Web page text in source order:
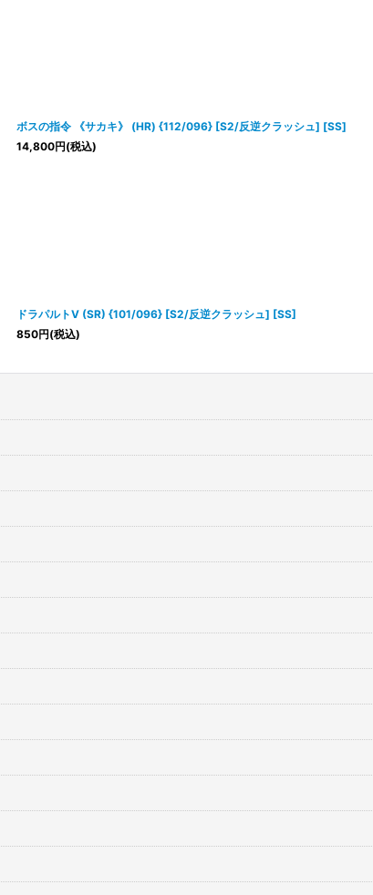
ボスの指令 《サカキ》 (HR) {112/096} [S2/反逆クラッシュ] [SS]
14,800円(税込)
ドラパルトV (SR) {101/096} [S2/反逆クラッシュ] [SS]
850円(税込)